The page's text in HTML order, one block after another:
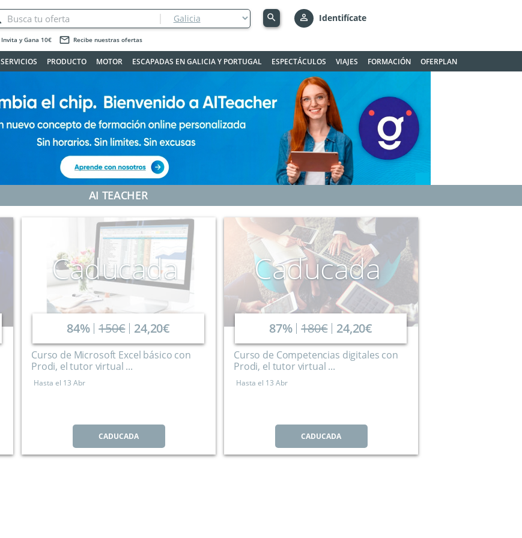
Invita y Gana 10€ mail_outline Recibe nuestras ofertas
search person_outline Identifícate
SERVICIOS PRODUCTO MOTOR ESCAPADAS EN GALICIA Y PORTUGAL ESPECTÁCULOS VIAJES FORMACIÓN OFERPLAN
AI TEACHER
Caducada
84% 150€ 24,20€
Curso de Microsoft Excel básico con
Prodi, el tutor virtual ...
Hasta el 13 Abr
CADUCADA
Caducada
87% 180€ 24,20€
Curso de Competencias digitales con
Prodi, el tutor virtual ...
Hasta el 13 Abr
CADUCADA